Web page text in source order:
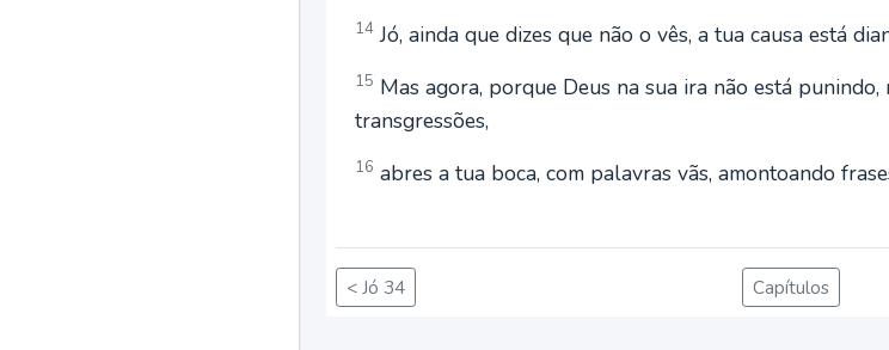
14 Jó, ainda que dizes que não o vês, a tua causa está
15 Mas agora, porque Deus na sua ira não está punindo,
transgressões,
16 abres a tua boca, com palavras vãs, amontoando
< Jó 34 Capítulos